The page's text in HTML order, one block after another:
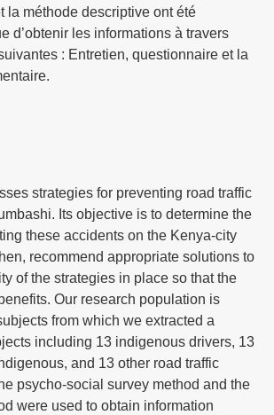
la méthode descriptive ont été
d’obtenir les informations à travers
: Entretien, questionnaire et la
strategies for preventing road traffic
Its objective is to determine the
these accidents on the Kenya-city
recommend appropriate solutions to
of the strategies in place so that the
Our research population is
from which we extracted a
including 13 indigenous drivers, 13
and 13 other road traffic
psycho-social survey method and the
were used to obtain information